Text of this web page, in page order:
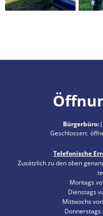
Bürgerbüro:
Klicken, um
Geschlossen:
Telefonische
Zusätzlich zu den oben
Montags
Dienstags
Mittwochs
Donnerstags